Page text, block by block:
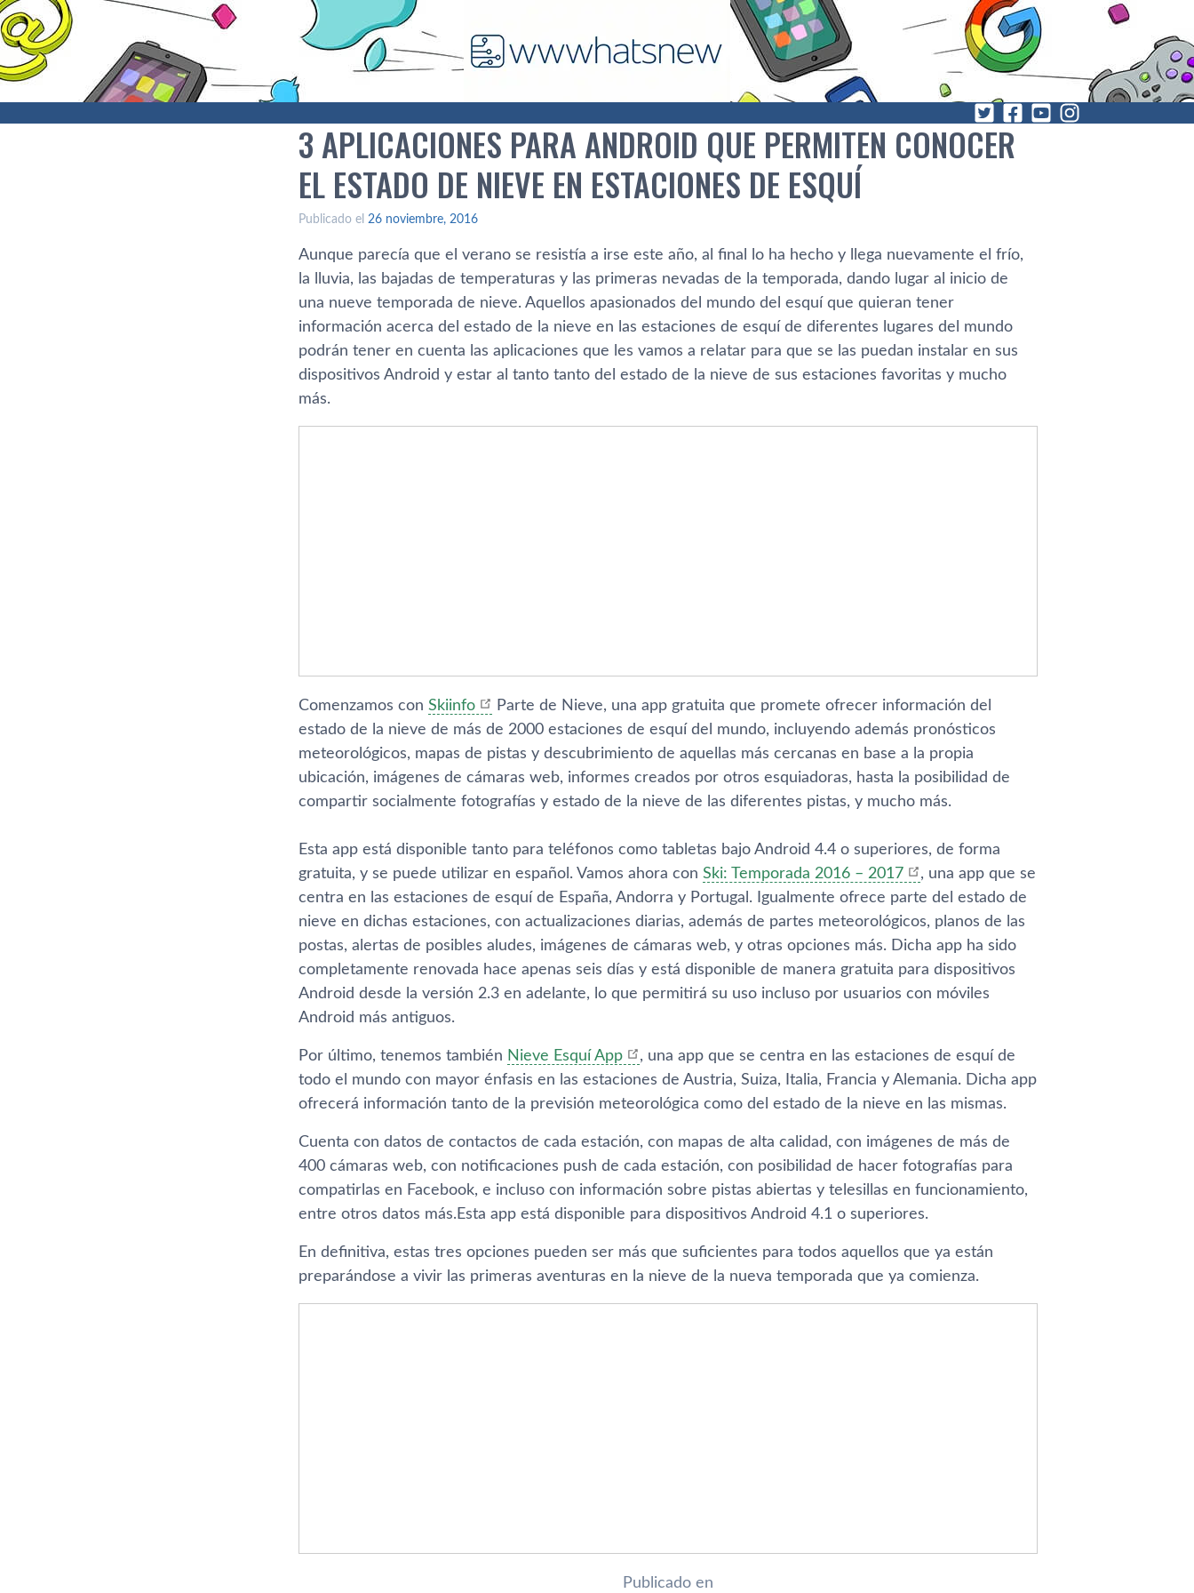
3 APLICACIONES PARA ANDROID QUE PERMITEN CONOCER
EL ESTADO DE NIEVE EN ESTACIONES DE ESQUÍ­
Publicado el 26 noviembre, 2016
Aunque parecí­a que el verano se resistí­a a irse este año, al final lo ha hecho y llega nuevamente el frí­o,
la lluvia, las bajadas de temperaturas y las primeras nevadas de la temporada, dando lugar al inicio de
una nueve temporada de nieve. Aquellos apasionados del mundo del esquí­ que quieran tener
información acerca del estado de la nieve en las estaciones de esquí­ de diferentes lugares del mundo
podrán tener en cuenta las aplicaciones que les vamos a relatar para que se las puedan instalar en sus
dispositivos Android y estar al tanto tanto del estado de la nieve de sus estaciones favoritas y mucho
más.
Comenzamos con Skiinfo
Parte de Nieve, una app gratuita que promete ofrecer información del
estado de la nieve de más de 2000 estaciones de esquí­ del mundo, incluyendo además pronósticos
meteorológicos, mapas de pistas y descubrimiento de aquellas más cercanas en base a la propia
ubicación, imágenes de cámaras web, informes creados por otros esquiadoras, hasta la posibilidad de
compartir socialmente fotografí­as y estado de la nieve de las diferentes pistas, y mucho más.
Esta app está disponible tanto para teléfonos como tabletas bajo Android 4.4 o superiores, de forma
gratuita, y se puede utilizar en español. Vamos ahora con Ski: Temporada 2016 – 2017
, una app que se
centra en las estaciones de esquí­ de España, Andorra y Portugal. Igualmente ofrece parte del estado de
nieve en dichas estaciones, con actualizaciones diarias, además de partes meteorológicos, planos de las
postas, alertas de posibles aludes, imágenes de cámaras web, y otras opciones más. Dicha app ha sido
completamente renovada hace apenas seis dí­as y está disponible de manera gratuita para dispositivos
Android desde la versión 2.3 en adelante, lo que permitirá su uso incluso por usuarios con móviles
Android más antiguos.
Por último, tenemos también Nieve Esquí­ App
, una app que se centra en las estaciones de esquí­ de
todo el mundo con mayor énfasis en las estaciones de Austria, Suiza, Italia, Francia y Alemania. Dicha app
ofrecerá información tanto de la previsión meteorológica como del estado de la nieve en las mismas.
Cuenta con datos de contactos de cada estación, con mapas de alta calidad, con imágenes de más de
400 cámaras web, con notificaciones push de cada estación, con posibilidad de hacer fotografí­as para
compatirlas en Facebook, e incluso con información sobre pistas abiertas y telesillas en funcionamiento,
entre otros datos más.Esta app está disponible para dispositivos Android 4.1 o superiores.
En definitiva, estas tres opciones pueden ser más que suficientes para todos aquellos que ya están
preparándose a vivir las primeras aventuras en la nieve de la nueva temporada que ya comienza.
Publicado en